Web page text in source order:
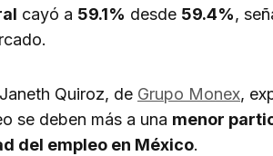
cayó a 59.1% desde 59.4%,
Quiroz, de Grupo Monex,
se deben más a una menor
del empleo en México.